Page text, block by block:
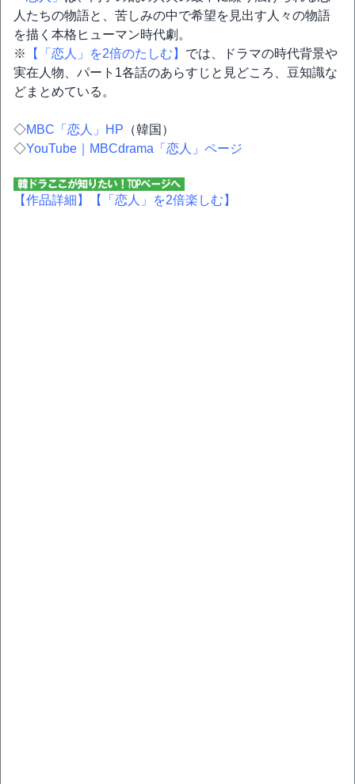
人たちの物語と、苦しみの中で希望を見出す人々の物語
を描く本格ヒューマン時代劇。
※
【「恋人」を2倍のたしむ】 では、ドラマの時代背景や
実在人物、パート1各話のあらすじと見どころ、豆知識な
どまとめている。
◇MBC「恋人」HP （韓国）
◇YouTube｜MBCdrama「恋人」ページ
【作品詳細】 【「恋人」を2倍楽しむ】